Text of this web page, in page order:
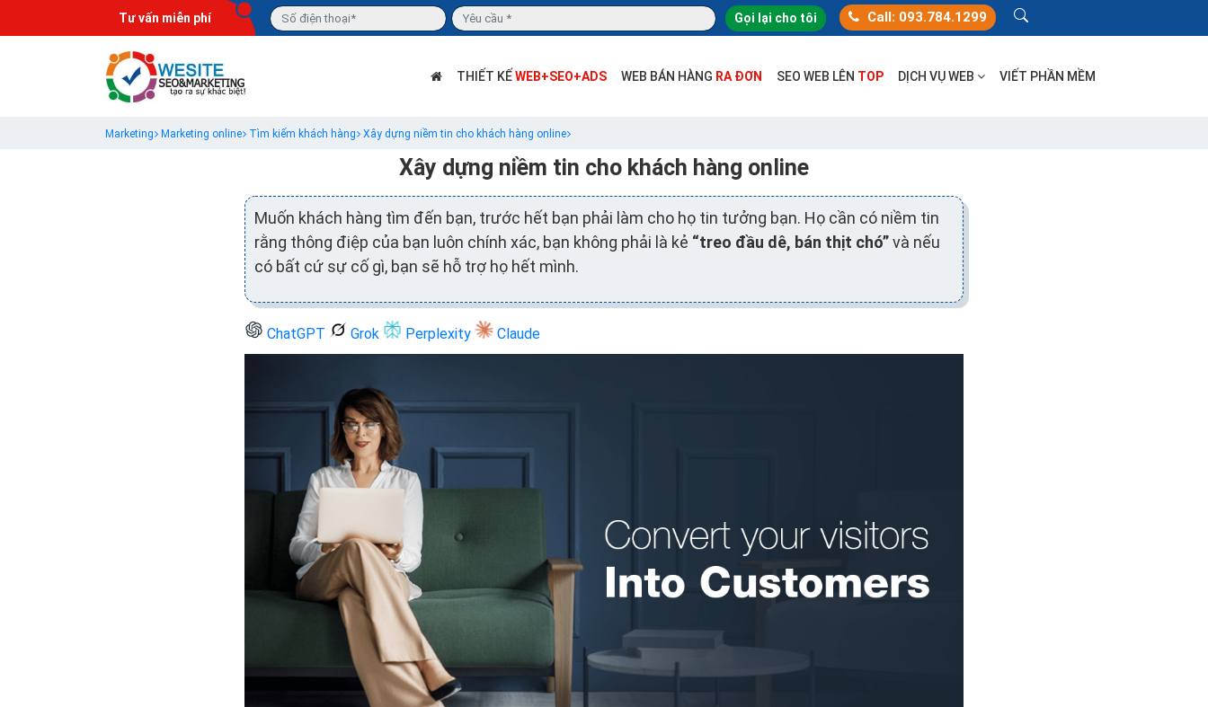
Tư vấn miễn phí Gọi lại cho tôi Call: 093.784.1299
THIẾT KẾWEB+SEO+ADS WEB BÁN HÀNG RA ĐƠN SEO WEB LÊN TOP DỊCH VỤ WEB VIẾT PHẦN MỀM
Marketing Marketing online Tìm kiếm khách hàng Xây dựng niềm tin cho khách hàng online
Xây dựng niềm tin cho khách hàng online
Muốn khách hàng tìm đến bạn, trước hết bạn phải làm cho họ tin tưởng bạn. Họ cần có niềm tin
rằng thông điệp của bạn luôn chính xác, bạn không phải là kẻ “treo đầu dê, bán thịt chó”và nếu
có bất cứ sự cố gì, bạn sẽ hỗ trợ họ hết mình.
ChatGPT Grok Perplexity Claude